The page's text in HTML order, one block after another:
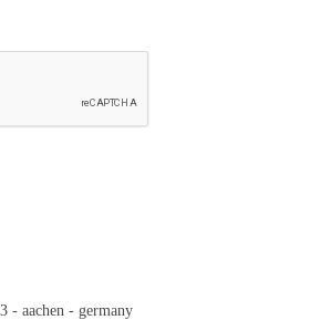
- aachen - germany